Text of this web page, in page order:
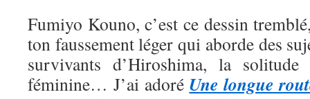
Fumiyo Kouno, c’est ce dessin
ton faussement léger qui aborde des
survivants d’Hiroshima, la
féminine… J’ai adoré Une longue